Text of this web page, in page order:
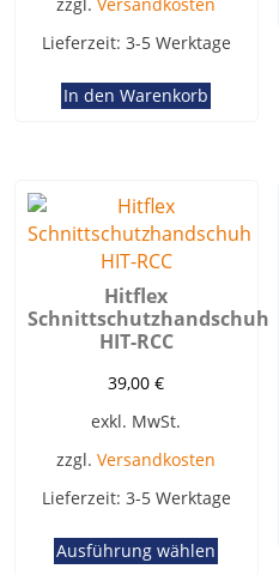
Lieferzeit: 3-5 Werktage
In den Warenkorb
Hitflex
Schnittschutzhandschuh
HIT-RCC
39,00€
exkl. MwSt.
zzgl.Versandkosten
Lieferzeit: 3-5 Werktage
Ausführung wählen
Dieses
Produkt